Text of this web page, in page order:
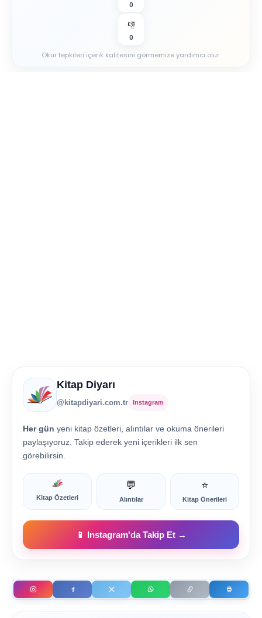
0
👎
0
Okur tepkileri içerik kalitesini görmemize yardımcı olur.
Kitap Diyarı
@kitapdiyari.com.tr Instagram
Her gün yeni kitap özetleri, alıntılar ve okuma önerileri
paylaşıyoruz. Takip ederek yeni içerikleri ilk sen
görebilirsin.
Kitap Özetleri
💬
Alıntılar
⭐
Kitap Önerileri
📱 Instagram'da Takip Et →